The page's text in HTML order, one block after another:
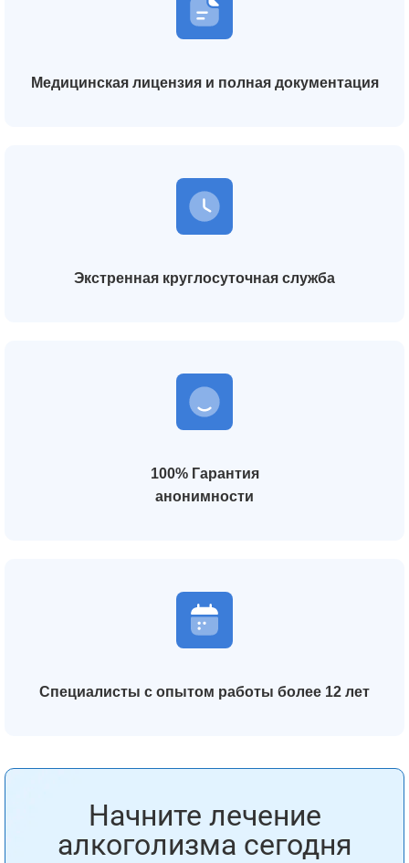
Медицинская лицензия и полная документация
Экстренная круглосуточная служба
100% Гарантия
анонимности
Специалисты с опытом работы более 12 лет
Начните лечение
алкоголизма сегодня